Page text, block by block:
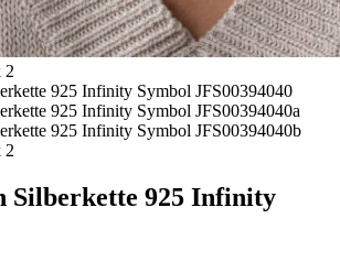
Silberkette 925 Infinity